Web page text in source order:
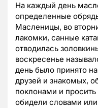
На каждый день
определенные
Масленицы, во
лакомки, санные
отводилась
воскресенье
день было принято
друзей и знакомых,
поклонами и
обидели словами